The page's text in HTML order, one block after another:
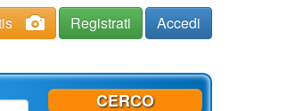
Registrati Accedi
CERCO